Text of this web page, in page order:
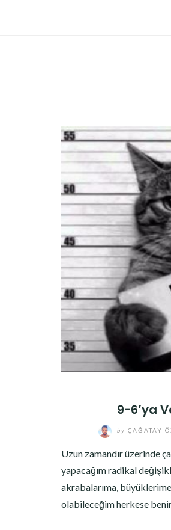
9-6’ya
by ÇAĞATAY
Uzun zamandır üzerinde
yapacağım radikal
akrabalarıma,
olabileceğim herkese